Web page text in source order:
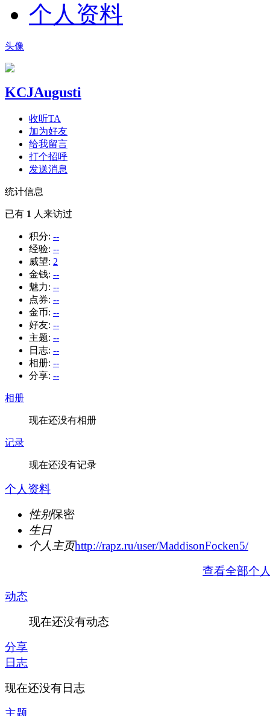
个人资料
头像
KCJAugusti
收听TA
加为好友
给我留言
打个招呼
发送消息
统计信息
已有 1 人来访过
积分: --
经验: --
威望: 2
金钱: --
魅力: --
点券: --
金币: --
好友: --
主题: --
日志: --
相册: --
分享: --
相册
现在还没有相册
记录
现在还没有记录
个人资料
性别保密
生日
个人主页http://rapz.ru/user/MaddisonFocken5/
查看全部个
动态
现在还没有动态
分享
日志
现在还没有日志
主题